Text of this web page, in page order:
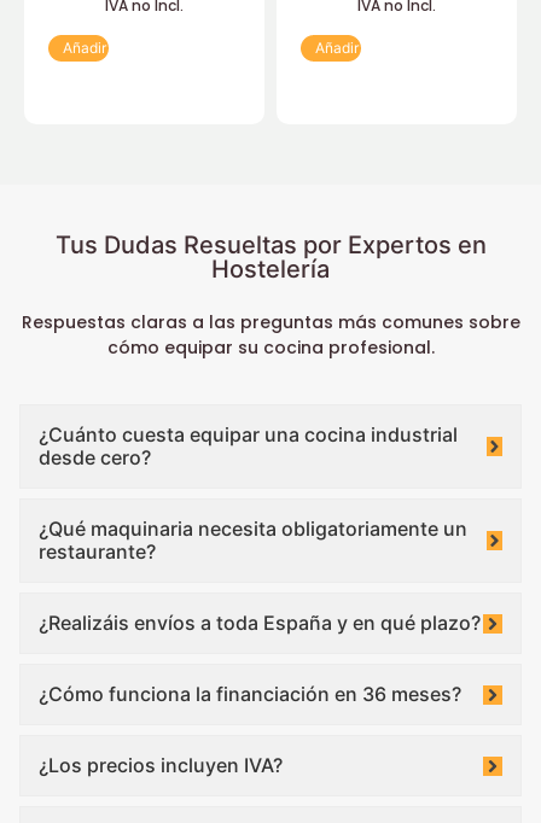
IVA no Incl.
Añadir
IVA no Incl.
Añadir
Tus Dudas Resueltas por Expertos en
Hostelería
Respuestas claras a las preguntas más comunes sobre
cómo equipar su cocina profesional.
¿Cuánto cuesta equipar una cocina industrial
desde cero?
¿Qué maquinaria necesita obligatoriamente un
restaurante?
¿Realizáis envíos a toda España y en qué plazo?
¿Cómo funciona la financiación en 36 meses?
¿Los precios incluyen IVA?